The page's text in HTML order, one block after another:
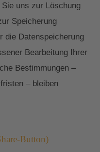
uns zur Löschung
Speicherung
die Datenspeicherung
Bearbeitung Ihrer
Bestimmungen –
– bleiben
Button)